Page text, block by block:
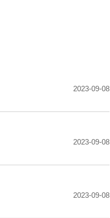
2023-09-08
2023-09-08
2023-09-08